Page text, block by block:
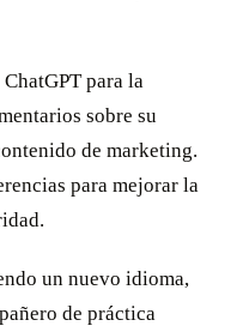
para la
sobre su
de marketing.
para mejorar la
un nuevo idioma,
de práctica